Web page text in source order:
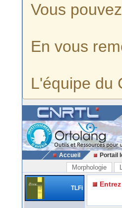
Vous
En vous
L'équipe du
Accueil Portail
Morphologie
TLFi